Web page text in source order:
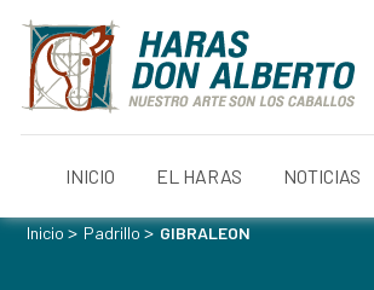
INICIO EL HARAS NOTICIAS
Inicio> Padrillo> GIBRALEON